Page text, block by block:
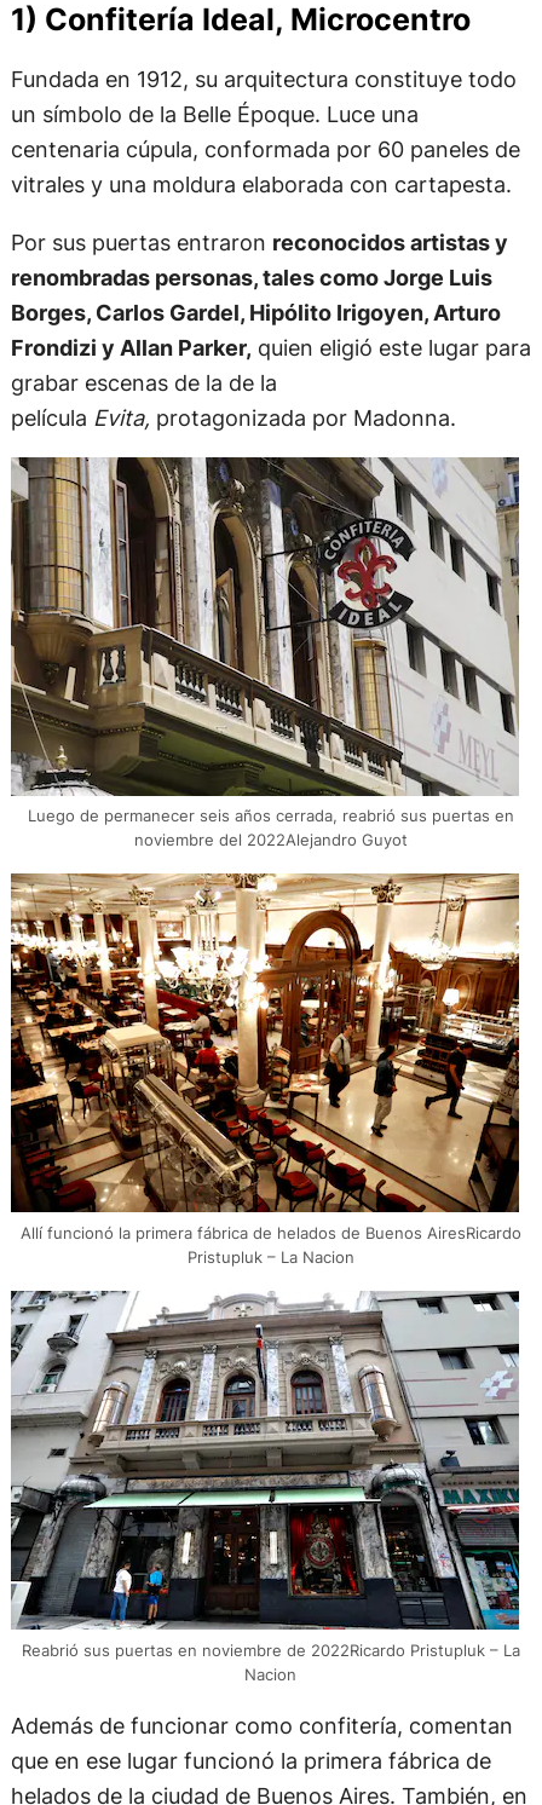
1) Confitería Ideal, Microcentro
Fundada en 1912, su arquitectura constituye todo
un símbolo de la Belle Époque. Luce una
centenaria cúpula, conformada por 60 paneles de
vitrales y una moldura elaborada con cartapesta.
Por sus puertas entraron reconocidos artistas y
renombradas personas, tales como Jorge Luis
Borges, Carlos Gardel, Hipólito Irigoyen, Arturo
Frondizi y Allan Parker, quien eligió este lugar para
grabar escenas de la de la
película Evita, protagonizada por Madonna.
Luego de permanecer seis años cerrada, reabrió sus puertas en
noviembre del 2022Alejandro Guyot
Allí funcionó la primera fábrica de helados de Buenos AiresRicardo
Pristupluk – La Nacion
Reabrió sus puertas en noviembre de 2022Ricardo Pristupluk – La
Nacion
Además de funcionar como confitería, comentan
que en ese lugar funcionó la primera fábrica de
helados de la ciudad de Buenos Aires. También, en